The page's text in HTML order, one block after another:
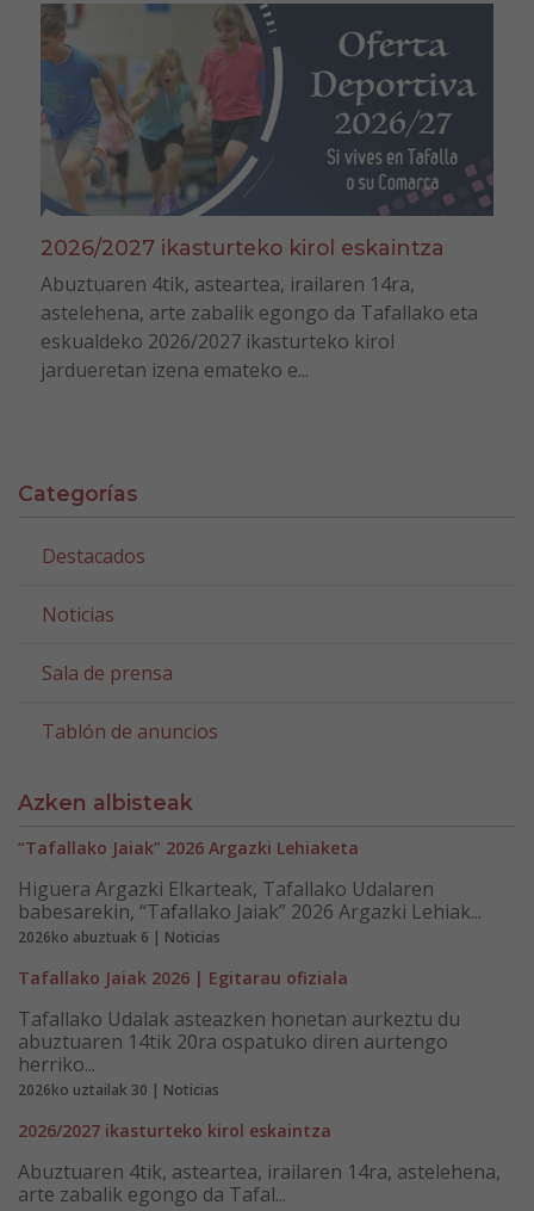
2026/2027 ikasturteko kirol eskaintza
Abuztuaren 4tik, asteartea, irailaren 14ra,
astelehena, arte zabalik egongo da Tafallako eta
eskualdeko 2026/2027 ikasturteko kirol
jardueretan izena emateko e...
Categorías
Destacados
Noticias
Sala de prensa
Tablón de anuncios
Azken albisteak
“Tafallako Jaiak” 2026 Argazki Lehiaketa
Higuera Argazki Elkarteak, Tafallako Udalaren
babesarekin, “Tafallako Jaiak” 2026 Argazki Lehiak...
2026ko abuztuak 6 | Noticias
Tafallako Jaiak 2026 | Egitarau ofiziala
Tafallako Udalak asteazken honetan aurkeztu du
abuztuaren 14tik 20ra ospatuko diren aurtengo
herriko...
2026ko uztailak 30 | Noticias
2026/2027 ikasturteko kirol eskaintza
Abuztuaren 4tik, asteartea, irailaren 14ra, astelehena,
arte zabalik egongo da Tafal...